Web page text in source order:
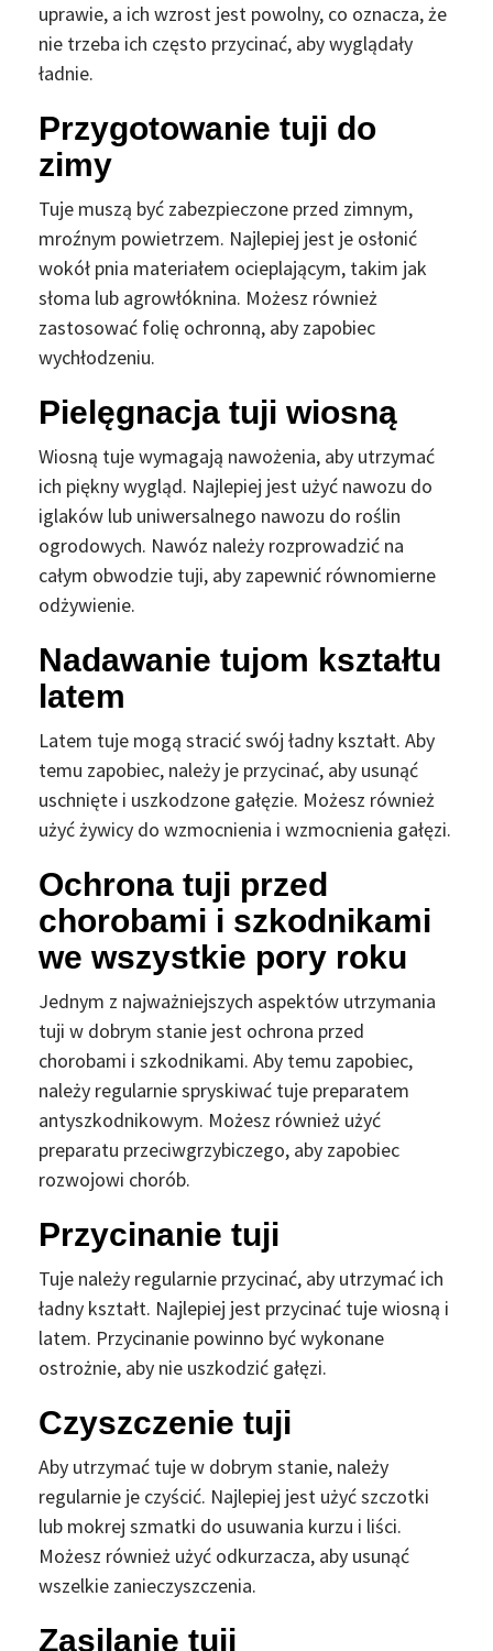
uprawie, a ich wzrost jest powolny, co oznacza, że
nie trzeba ich często przycinać, aby wyglądały
ładnie.
Przygotowanie tuji do
zimy
Tuje muszą być zabezpieczone przed zimnym,
mroźnym powietrzem. Najlepiej jest je osłonić
wokół pnia materiałem ocieplającym, takim jak
słoma lub agrowłóknina. Możesz również
zastosować folię ochronną, aby zapobiec
wychłodzeniu.
Pielęgnacja tuji wiosną
Wiosną tuje wymagają nawożenia, aby utrzymać
ich piękny wygląd. Najlepiej jest użyć nawozu do
iglaków lub uniwersalnego nawozu do roślin
ogrodowych. Nawóz należy rozprowadzić na
całym obwodzie tuji, aby zapewnić równomierne
odżywienie.
Nadawanie tujom kształtu
latem
Latem tuje mogą stracić swój ładny kształt. Aby
temu zapobiec, należy je przycinać, aby usunąć
uschnięte i uszkodzone gałęzie. Możesz również
użyć żywicy do wzmocnienia i wzmocnienia gałęzi.
Ochrona tuji przed
chorobami i szkodnikami
we wszystkie pory roku
Jednym z najważniejszych aspektów utrzymania
tuji w dobrym stanie jest ochrona przed
chorobami i szkodnikami. Aby temu zapobiec,
należy regularnie spryskiwać tuje preparatem
antyszkodnikowym. Możesz również użyć
preparatu przeciwgrzybiczego, aby zapobiec
rozwojowi chorób.
Przycinanie tuji
Tuje należy regularnie przycinać, aby utrzymać ich
ładny kształt. Najlepiej jest przycinać tuje wiosną i
latem. Przycinanie powinno być wykonane
ostrożnie, aby nie uszkodzić gałęzi.
Czyszczenie tuji
Aby utrzymać tuje w dobrym stanie, należy
regularnie je czyścić. Najlepiej jest użyć szczotki
lub mokrej szmatki do usuwania kurzu i liści.
Możesz również użyć odkurzacza, aby usunąć
wszelkie zanieczyszczenia.
Zasilanie tuji